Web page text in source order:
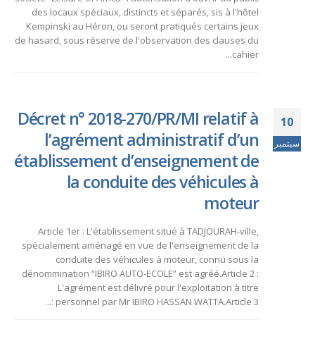
des locaux spéciaux, distincts et séparés, sis à l'hôtel
Kempinski au Héron, ou seront pratiqués certains jeux
de hasard, sous réserve de l'observation des clauses du
cahier...
10
سبتمبر
Décret n° 2018-270/PR/MI relatif à
l’agrément administratif d’un
établissement d’enseignement de
la conduite des véhicules à
moteur
Article 1er : L'établissement situé à TADJOURAH-ville,
spécialement aménagé en vue de l'enseignement de la
conduite des véhicules à moteur, connu sous la
dénommination “IBIRO AUTO-ECOLE” est agréé.Article 2 :
L'agrément est délivré pour l'exploitation à titre
personnel par Mr IBIRO HASSAN WATTA.Article 3 :...